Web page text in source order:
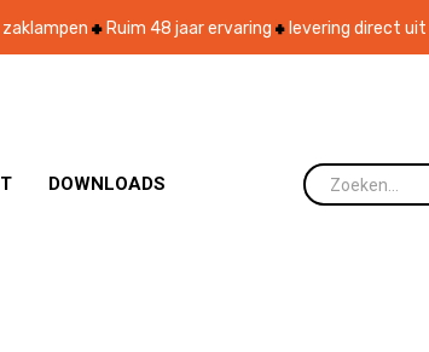
Ruim 48 jaar ervaring levering direct
DOWNLOADS